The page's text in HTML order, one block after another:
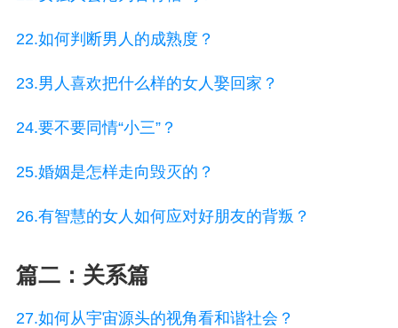
22.如何判断男人的成熟度？
23.男人喜欢把什么样的女人娶回家？
24.要不要同情“小三”？
25.婚姻是怎样走向毁灭的？
26.有智慧的女人如何应对好朋友的背叛？
篇二：关系篇
27.如何从宇宙源头的视角看和谐社会？